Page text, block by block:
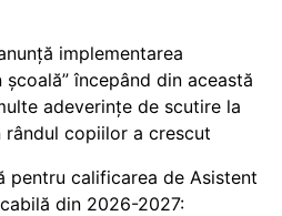
implementarea
începând din această
adeverințe de scutire la
copiilor a crescut
pentru calificarea de Asistent
din 2026-2027: